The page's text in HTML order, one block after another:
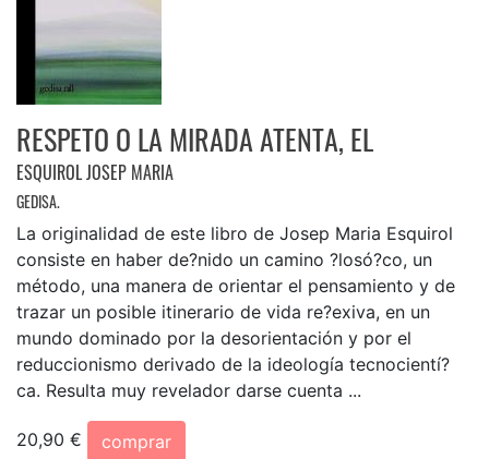
RESPETO O LA MIRADA ATENTA, EL
ESQUIROL JOSEP MARIA
GEDISA.
La originalidad de este libro de Josep Maria Esquirol
consiste en haber de?nido un camino ?losó?co, un
método, una manera de orientar el pensamiento y de
trazar un posible itinerario de vida re?exiva, en un
mundo dominado por la desorientación y por el
reduccionismo derivado de la ideología tecnocientí?
ca. Resulta muy revelador darse cuenta ...
20,90 €
comprar